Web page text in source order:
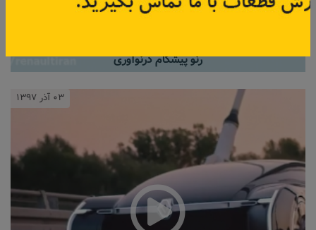
رنو پیشگام درنوآوری
۰۳ آذر ۱۳۹۷